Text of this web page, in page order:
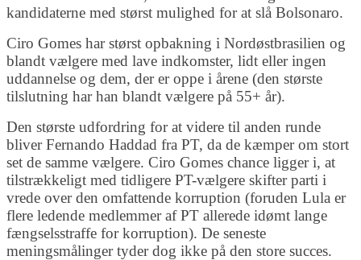
kandidaterne med størst mulighed for at slå Bolsonaro.
Ciro Gomes har størst opbakning i Nordøstbrasilien og
blandt vælgere med lave indkomster, lidt eller ingen
uddannelse og dem, der er oppe i årene (den største
tilslutning har han blandt vælgere på 55+ år).
Den største udfordring for at videre til anden runde
bliver Fernando Haddad fra PT, da de kæmper om stort
set de samme vælgere. Ciro Gomes chance ligger i, at
tilstrækkeligt med tidligere PT-vælgere skifter parti i
vrede over den omfattende korruption (foruden Lula er
flere ledende medlemmer af PT allerede idømt lange
fængselsstraffe for korruption). De seneste
meningsmålinger tyder dog ikke på den store succes.